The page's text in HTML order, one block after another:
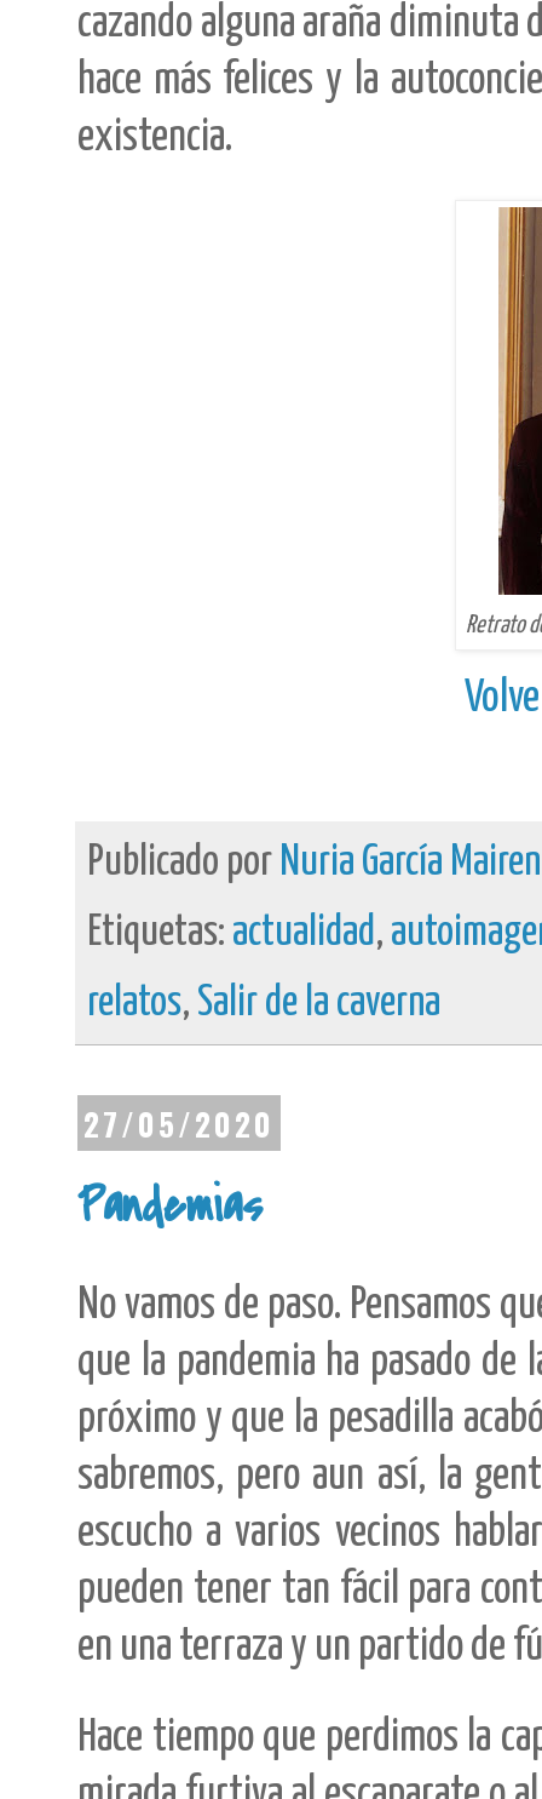
cazando alguna araña diminuta
hace más felices y la
existencia.
Retrato
Publicado por Nuria García
Etiquetas: actualidad,
relatos, Salir de la caverna
27/05/2020
Pandemias
No vamos de paso. Pensamos
que la pandemia ha pasado de
próximo y que la pesadilla
sabremos, pero aun así, la
escucho a varios vecinos
pueden tener tan fácil para
en una terraza y un partido de
Hace tiempo que perdimos la